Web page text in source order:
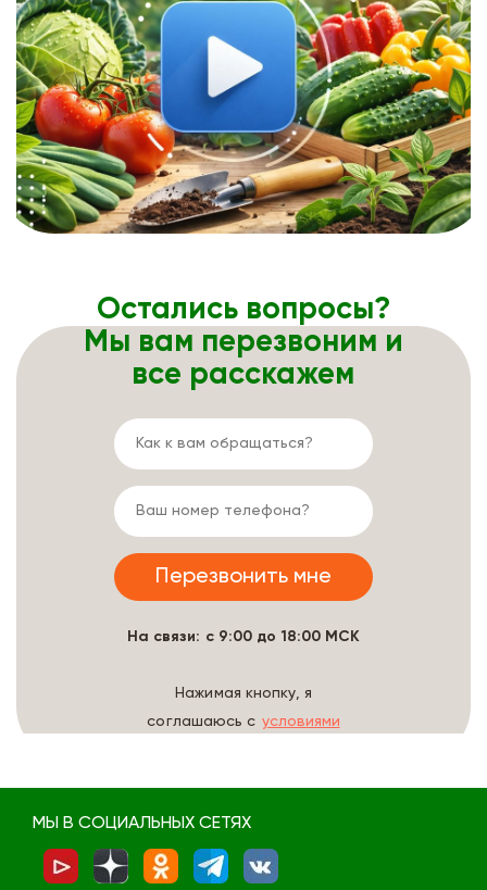
Остались вопросы?
Мы вам перезвоним и
все расскажем
На связи: с 9:00 до 18:00 МСК
Нажимая кнопку, я
соглашаюсь с условиями
МЫ В СОЦИАЛЬНЫХ СЕТЯХ